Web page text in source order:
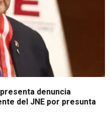
denuncia
del JNE por presunta